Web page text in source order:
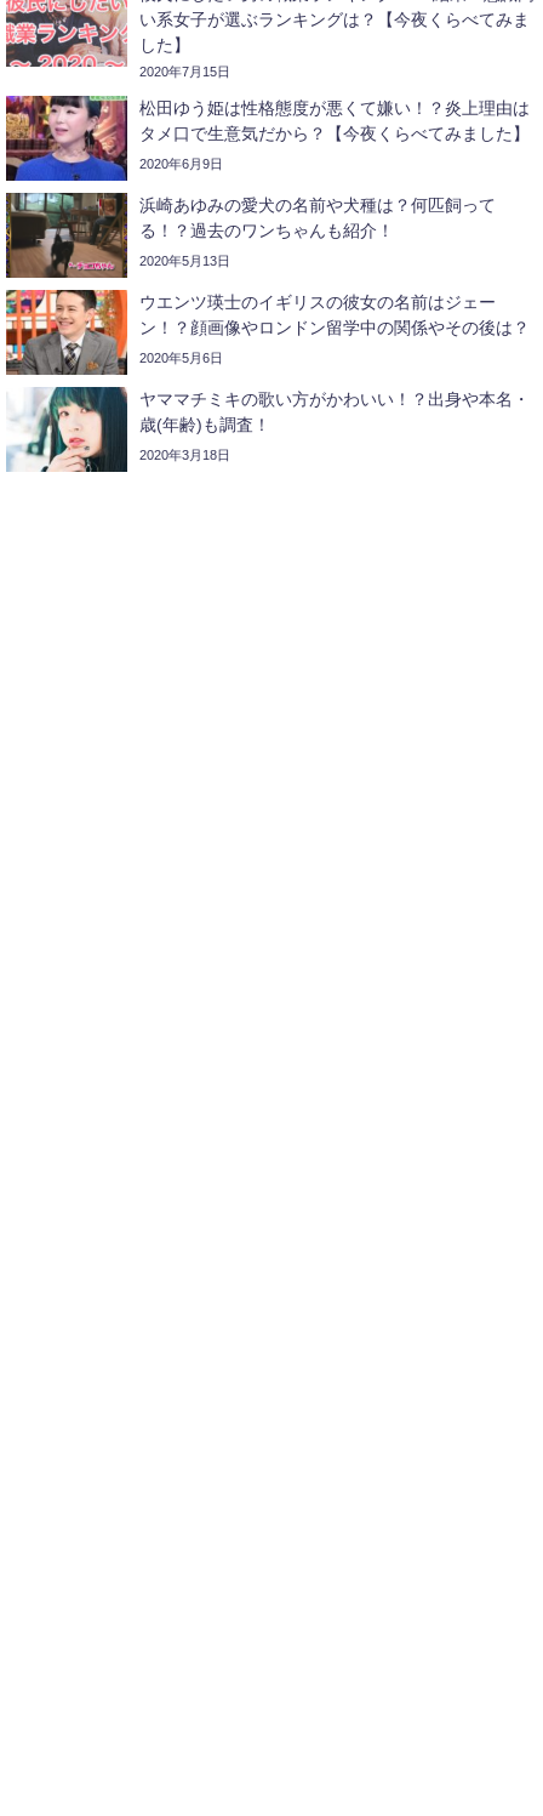
い系女子が選ぶランキングは？【今夜くらべてみま
した】
2020年7月15日
松田ゆう姫は性格態度が悪くて嫌い！？炎上理由は
タメ口で生意気だから？【今夜くらべてみました】
2020年6月9日
浜崎あゆみの愛犬の名前や犬種は？何匹飼って
る！？過去のワンちゃんも紹介！
2020年5月13日
ウエンツ瑛士のイギリスの彼女の名前はジェー
ン！？顔画像やロンドン留学中の関係やその後は？
2020年5月6日
ヤママチミキの歌い方がかわいい！？出身や本名・
歳(年齢)も調査！
2020年3月18日